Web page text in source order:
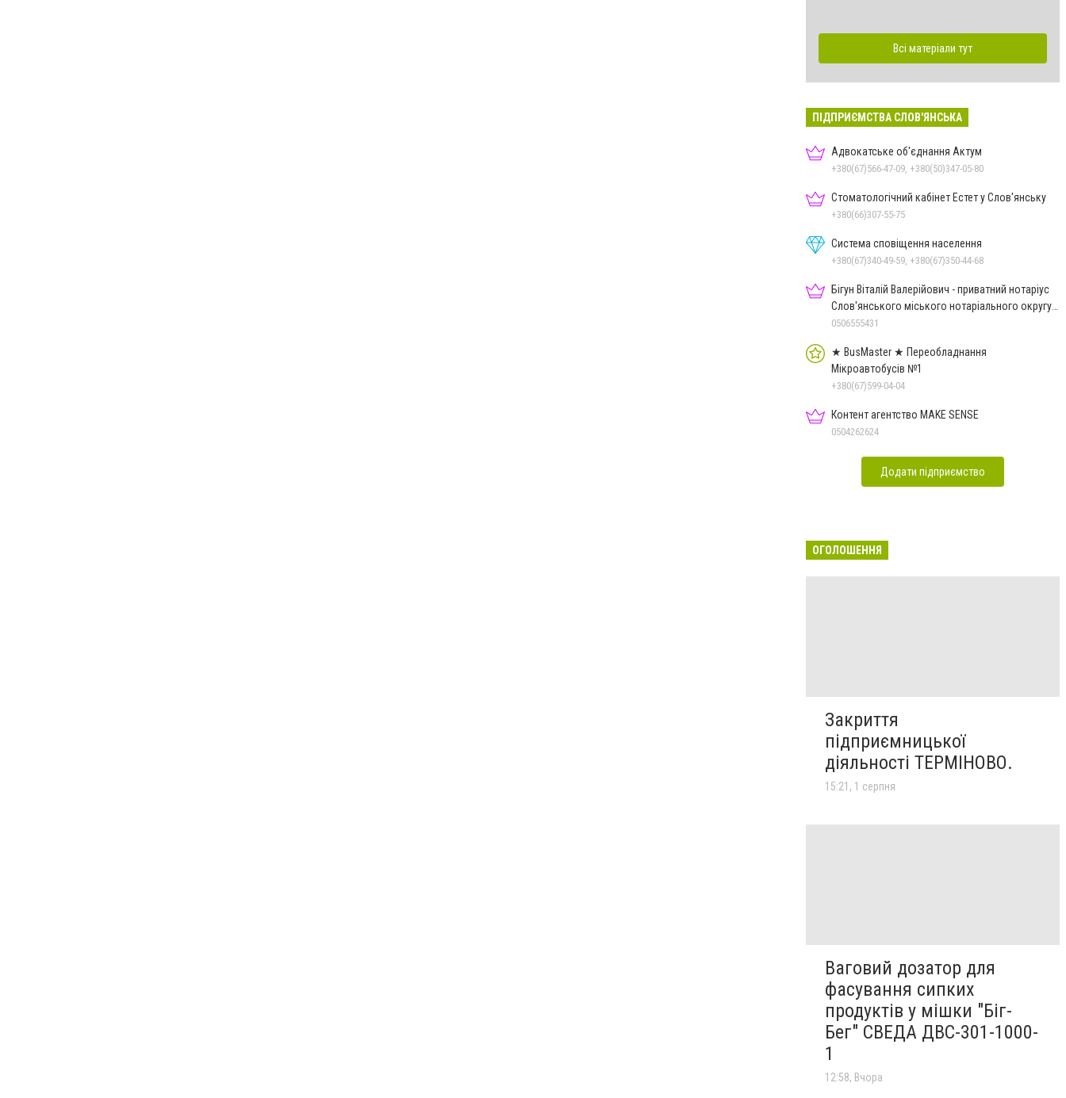
Всі матеріали тут
ПІДПРИЄМСТВА СЛОВ'ЯНСЬКА
Адвокатське об'єднання Актум
+380(67)566-47-09, +380(50)347-05-80
Стоматологічний кабінет Естет у Слов'янську
+380(66)307-55-75
Система сповіщення населення
+380(67)340-49-59, +380(67)350-44-68
Бігун Віталій Валерійович - приватний нотаріус
Слов'янського міського нотаріального округу
Дон.обл.
0506555431
★ BusMaster ★ Переобладнання
Мікроавтобусів №1
+380(67)599-04-04
Контент агентство MAKE SENSE
0504262624
Додати підприємство
ОГОЛОШЕННЯ
Закриття
підприємницької
діяльності ТЕРМІНОВО.
15:21, 1 серпня
Ваговий дозатор для
фасування сипких
продуктів у мішки "Біг-
Бег" СВЕДА ДВС-301-1000-
1
12:58, Вчора